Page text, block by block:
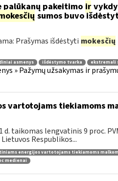
palūkanų pakeitimo ir
sumos buvo
Prašymas išdėstyti mokesčių
asmenys išdėstymo tvarka ekstremali
» Pažymų užsakymas ir
vartotojams tiekiamoms
taikomas lengvatinis 9 proc.
Respublikos...
energijos vartotojams tiekiamoms
medienai